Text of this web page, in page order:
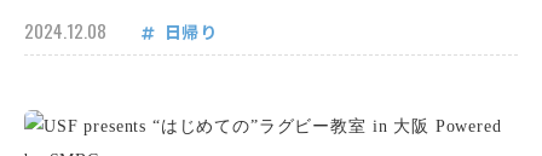
2024.12.08 日帰り